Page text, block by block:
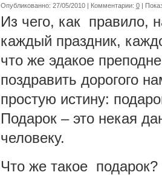
Опубликованно: 27/05/2010 | Комментарии: 0|
Из чего, как правило,
каждый праздник,
что же эдакое
поздравить дорогого
простую истину:
Подарок – это некая
человеку.
Что же такое